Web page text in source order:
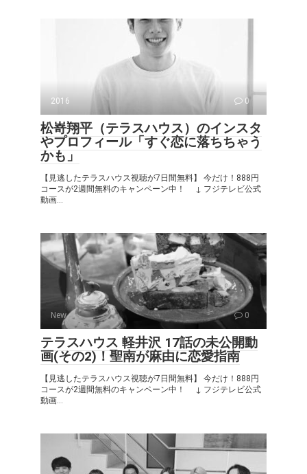
2016 0
松嵜翔平（テラスハウス）のインスタ
やプロフィール「すぐ恋に落ちちゃう
かも」
【見逃したテラスハウス視聴が7日間無料】 今だけ！888円
コースが2週間無料のキャンペーン中！ ↓ フジテレビ公式
動画...
New 0
テラスハウス 軽井沢 17話の未公開動
画(その2)！聖南が麻由に恋愛指南
【見逃したテラスハウス視聴が7日間無料】 今だけ！888円
コースが2週間無料のキャンペーン中！ ↓ フジテレビ公式
動画...